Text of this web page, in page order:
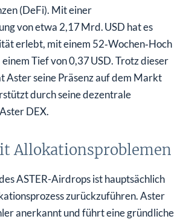
(DeFi). Mit einer
von etwa 2,17 Mrd. USD hat es
erlebt, mit einem 52‑Wochen‑Hoch
Tief von 0,37 USD. Trotz dieser
Aster seine Präsenz auf dem Markt
durch seine dezentrale
DEX.
Allokationsproblemen
ASTER-Airdrops ist hauptsächlich
zurückzuführen. Aster
anerkannt und führt eine gründliche